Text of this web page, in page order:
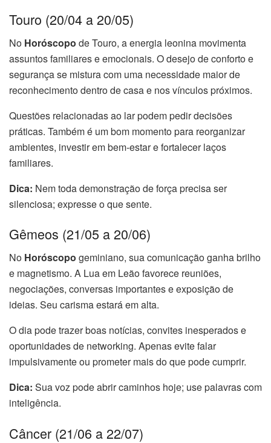
Touro (20/04 a 20/05)
No Horóscopo de Touro, a energia leonina movimenta
assuntos familiares e emocionais. O desejo de conforto e
segurança se mistura com uma necessidade maior de
reconhecimento dentro de casa e nos vínculos próximos.
Questões relacionadas ao lar podem pedir decisões
práticas. Também é um bom momento para reorganizar
ambientes, investir em bem-estar e fortalecer laços
familiares.
Dica: Nem toda demonstração de força precisa ser
silenciosa; expresse o que sente.
Gêmeos (21/05 a 20/06)
No Horóscopo geminiano, sua comunicação ganha brilho
e magnetismo. A Lua em Leão favorece reuniões,
negociações, conversas importantes e exposição de
ideias. Seu carisma estará em alta.
O dia pode trazer boas notícias, convites inesperados e
oportunidades de networking. Apenas evite falar
impulsivamente ou prometer mais do que pode cumprir.
Dica: Sua voz pode abrir caminhos hoje; use palavras com
inteligência.
Câncer (21/06 a 22/07)